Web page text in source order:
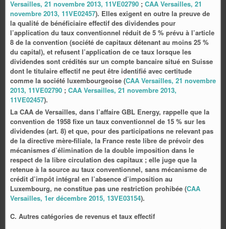
Versailles, 21 novembre 2013, 11VE02790 ; CAA Versailles, 21
novembre 2013, 11VE02457). Elles exigent en outre la preuve de
la qualité de bénéficiaire effectif des dividendes pour
l’application du taux conventionnel réduit de 5 % prévu à l’article
8 de la convention (société de capitaux détenant au moins 25 %
du capital), et refusent l’application de ce taux lorsque les
dividendes sont crédités sur un compte bancaire situé en Suisse
dont le titulaire effectif ne peut être identifié avec certitude
comme la société luxembourgeoise (CAA Versailles, 21 novembre
2013, 11VE02790 ; CAA Versailles, 21 novembre 2013,
11VE02457).
La CAA de Versailles, dans l’affaire GBL Energy, rappelle que la
convention de 1958 fixe un taux conventionnel de 15 % sur les
dividendes (art. 8) et que, pour des participations ne relevant pas
de la directive mère‑filiale, la France reste libre de prévoir des
mécanismes d’élimination de la double imposition dans le
respect de la libre circulation des capitaux ; elle juge que la
retenue à la source au taux conventionnel, sans mécanisme de
crédit d’impôt intégral en l’absence d’imposition au
Luxembourg, ne constitue pas une restriction prohibée (CAA
Versailles, 1er décembre 2015, 13VE03154).
C. Autres catégories de revenus et taux effectif